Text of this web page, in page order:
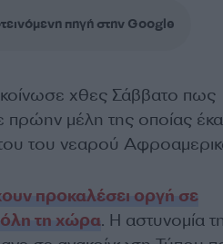
πηγή στην Google
χθες Σάββατο πως
πρώην μέλη της οποίας
του νεαρού
προκαλέσει οργή σε
όλη τη χώρα. Η αστυνομία